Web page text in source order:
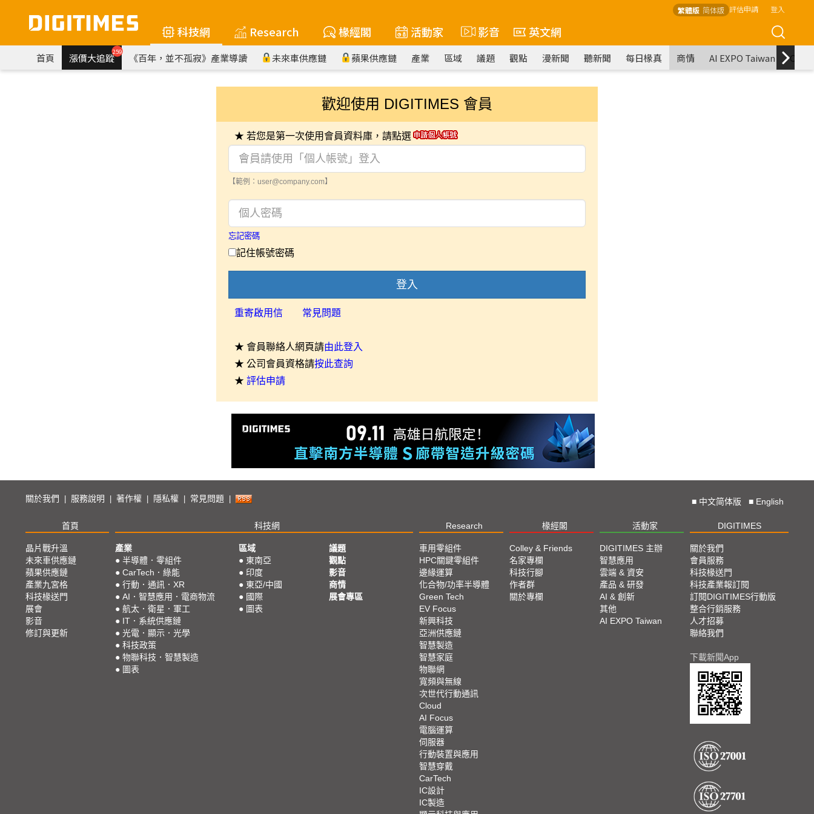
繁體版 简体版 評估申請 登入
科技網 Research 椽經閣 活動家 影音 英文網
首頁 漲價大追蹤259 《百年，並不孤寂》產業導讀 未來車供應鏈 蘋果供應鏈 產業 區域 議題 觀點 漫新聞 聽新聞 每日椽真 商情 AI EXPO Taiwan
歡迎使用 DIGITIMES 會員
★ 若您是第一次使用會員資料庫，請點選
【範例：user@company.com】
忘記密碼
記住帳號密碼
登入
重寄啟用信 常見問題
★ 會員聯絡人網頁請由此登入
★ 公司會員資格請按此查詢
★ 評估申請
關於我們 服務說明 著作權 隱私權 常見問題 ■ 中文简体版 ■ English
首頁 科技網 Research 椽經閣 活動家 DIGITIMES
晶片戰升溫
未來車供應鏈
蘋果供應鏈
產業九宮格
科技椽送門
展會
影音
修訂與更新
產業
● 半導體．零組件
● CarTech．綠能
● 行動．通訊．XR
● AI．智慧應用．電商物流
● 航太．衛星．軍工
● IT．系統供應鏈
● 光電．顯示．光學
● 科技政策
● 物聯科技．智慧製造
● 圖表
區域
● 東南亞
● 印度
● 東亞/中國
● 國際
● 圖表
議題
觀點
影音
商情
展會專區
車用零組件
HPC關鍵零組件
邊緣運算
化合物/功率半導體
Green Tech
EV Focus
新興科技
亞洲供應鏈
智慧製造
智慧家庭
物聯網
寬頻與無線
次世代行動通訊
Cloud
AI Focus
電腦運算
伺服器
行動裝置與應用
智慧穿戴
CarTech
IC設計
IC製造
Colley & Friends
名家專欄
科技行腳
作者群
關於專欄
DIGITIMES 主辦
智慧應用
雲端 & 資安
產品 & 研發
AI & 創新
其他
AI EXPO Taiwan
關於我們
會員服務
科技椽送門
科技產業報訂閱
訂閱DIGITIMES行動版
整合行銷服務
人才招募
聯絡我們
下載新聞App